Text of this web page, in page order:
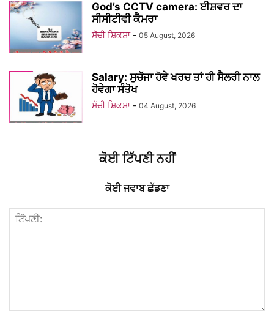
God’s CCTV camera: ਈਸ਼ਵਰ ਦਾ
ਸੀਸੀਟੀਵੀ ਕੈਮਰਾ
ਸੱਚੀ ਸ਼ਿਕਸ਼ਾ - 05 August, 2026
Salary: ਸੁਚੱਜਾ ਹੋਵੇ ਖਰਚ ਤਾਂ ਹੀ ਸੈਲਰੀ ਨਾਲ
ਹੋਵੇਗਾ ਸੰਤੋਖ
ਸੱਚੀ ਸ਼ਿਕਸ਼ਾ - 04 August, 2026
ਕੋਈ ਟਿੱਪਣੀ ਨਹੀਂ
ਕੋਈ ਜਵਾਬ ਛੱਡਣਾ